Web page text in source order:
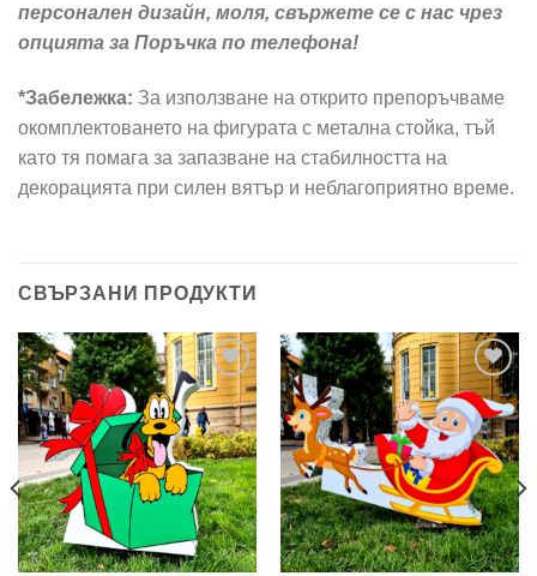
персонален дизайн, моля, свържете се с нас чрез
опцията за Поръчка по телефона!
*Забележка: За използване на открито препоръчваме
окомплектоването на фигурата с метална стойка, тъй
като тя помага за запазване на стабилността на
декорацията при силен вятър и неблагоприятно време.
СВЪРЗАНИ ПРОДУКТИ
Add to
wishlist
Add to
wishlist